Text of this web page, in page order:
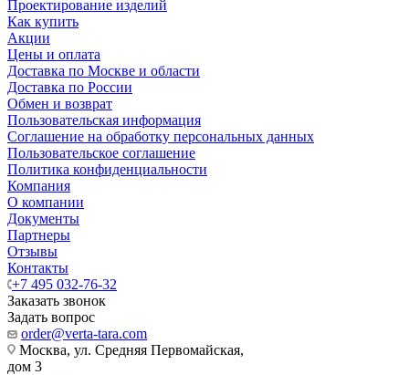
Проектирование изделий
Как купить
Акции
Цены и оплата
Доставка по Москве и области
Доставка по России
Обмен и возврат
Пользовательская информация
Соглашение на обработку персональных данных
Пользовательское соглашение
Политика конфиденциальности
Компания
О компании
Документы
Партнеры
Отзывы
Контакты
+7 495 032-76-32
Заказать звонок
Задать вопрос
order@verta-tara.com
Москва, ул. Средняя Первомайская,
дом 3